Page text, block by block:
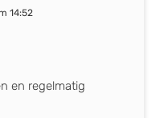
14:52
en regelmatig